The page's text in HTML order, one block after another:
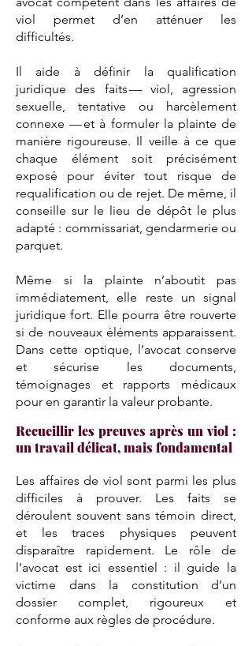
viol permet d’en atténuer les
difficultés.
Il aide à définir la qualification
juridique des faits — viol, agression
sexuelle, tentative ou harcèlement
connexe — et à formuler la plainte de
manière rigoureuse. Il veille à ce que
chaque élément soit précisément
exposé pour éviter tout risque de
requalification ou de rejet. De même, il
conseille sur le lieu de dépôt le plus
adapté : commissariat, gendarmerie ou
parquet.
Même si la plainte n’aboutit pas
immédiatement, elle reste un signal
juridique fort. Elle pourra être rouverte
si de nouveaux éléments apparaissent.
Dans cette optique, l’avocat conserve
et sécurise les documents,
témoignages et rapports médicaux
pour en garantir la valeur probante.
Recueillir les preuves après un viol :
un travail délicat, mais fondamental
Les affaires de viol sont parmi les plus
difficiles à prouver. Les faits se
déroulent souvent sans témoin direct,
et les traces physiques peuvent
disparaître rapidement. Le rôle de
l’avocat est ici essentiel : il guide la
victime dans la constitution d’un
dossier complet, rigoureux et
conforme aux règles de procédure.